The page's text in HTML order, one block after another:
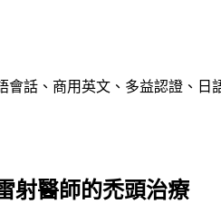
話、商用英文、多益認證、
射醫師的禿頭治療